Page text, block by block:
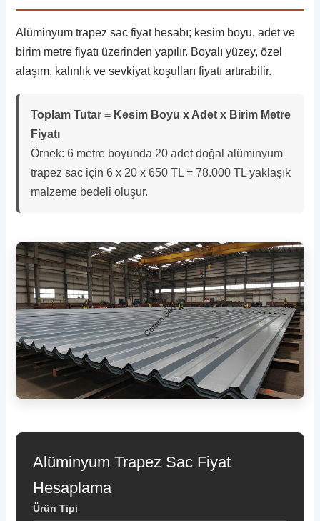
Alüminyum trapez sac fiyat hesabı; kesim boyu, adet ve
birim metre fiyatı üzerinden yapılır. Boyalı yüzey, özel
alaşım, kalınlık ve sevkiyat koşulları fiyatı artırabilir.
Toplam Tutar = Kesim Boyu x Adet x Birim Metre
Fiyatı
Örnek: 6 metre boyunda 20 adet doğal alüminyum
trapez sac için 6 x 20 x 650 TL = 78.000 TL yaklaşık
malzeme bedeli oluşur.
Alüminyum Trapez Sac Fiyat
Hesaplama
Ürün Tipi